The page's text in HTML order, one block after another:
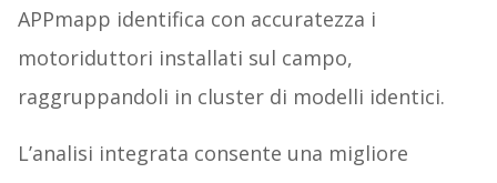
APPmapp identifica con accuratezza i
motoriduttori installati sul campo,
raggruppandoli in cluster di modelli identici.
L’analisi integrata consente una migliore